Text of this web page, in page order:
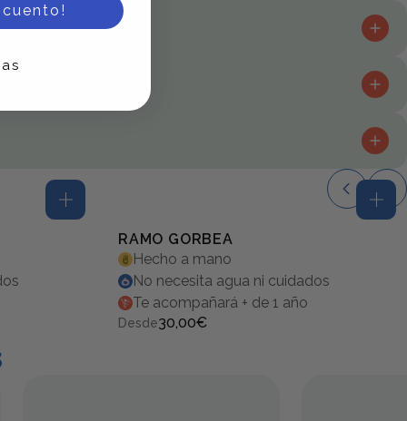
en el carrito. Preparamos y enviamos tu pedido para que
una caja diseñada para que llegue perfecto a su destino.
alejado de la luz solar directa y la humedad para que dure más.
5.0 (6)
RAMO GORBEA
Hecho a mano
No necesita agua ni cuidados
Te acompañará + de 1 año
Desde30,00€